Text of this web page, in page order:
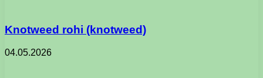
Knotweed rohi (knotweed)
04.05.2026